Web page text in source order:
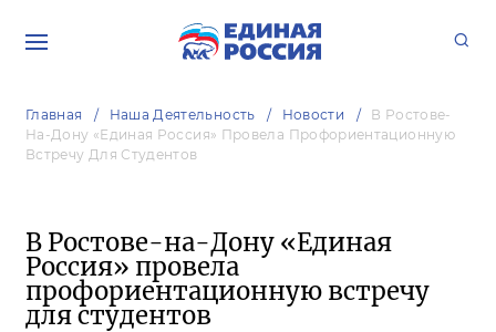
Главная Наша Деятельность Новости
В Ростове-
На-Дону «Единая Россия» Провела Профориентационную
Встречу Для Студентов
В Ростове-на-Дону «Единая
Россия» провела
профориентационную встречу
для студентов